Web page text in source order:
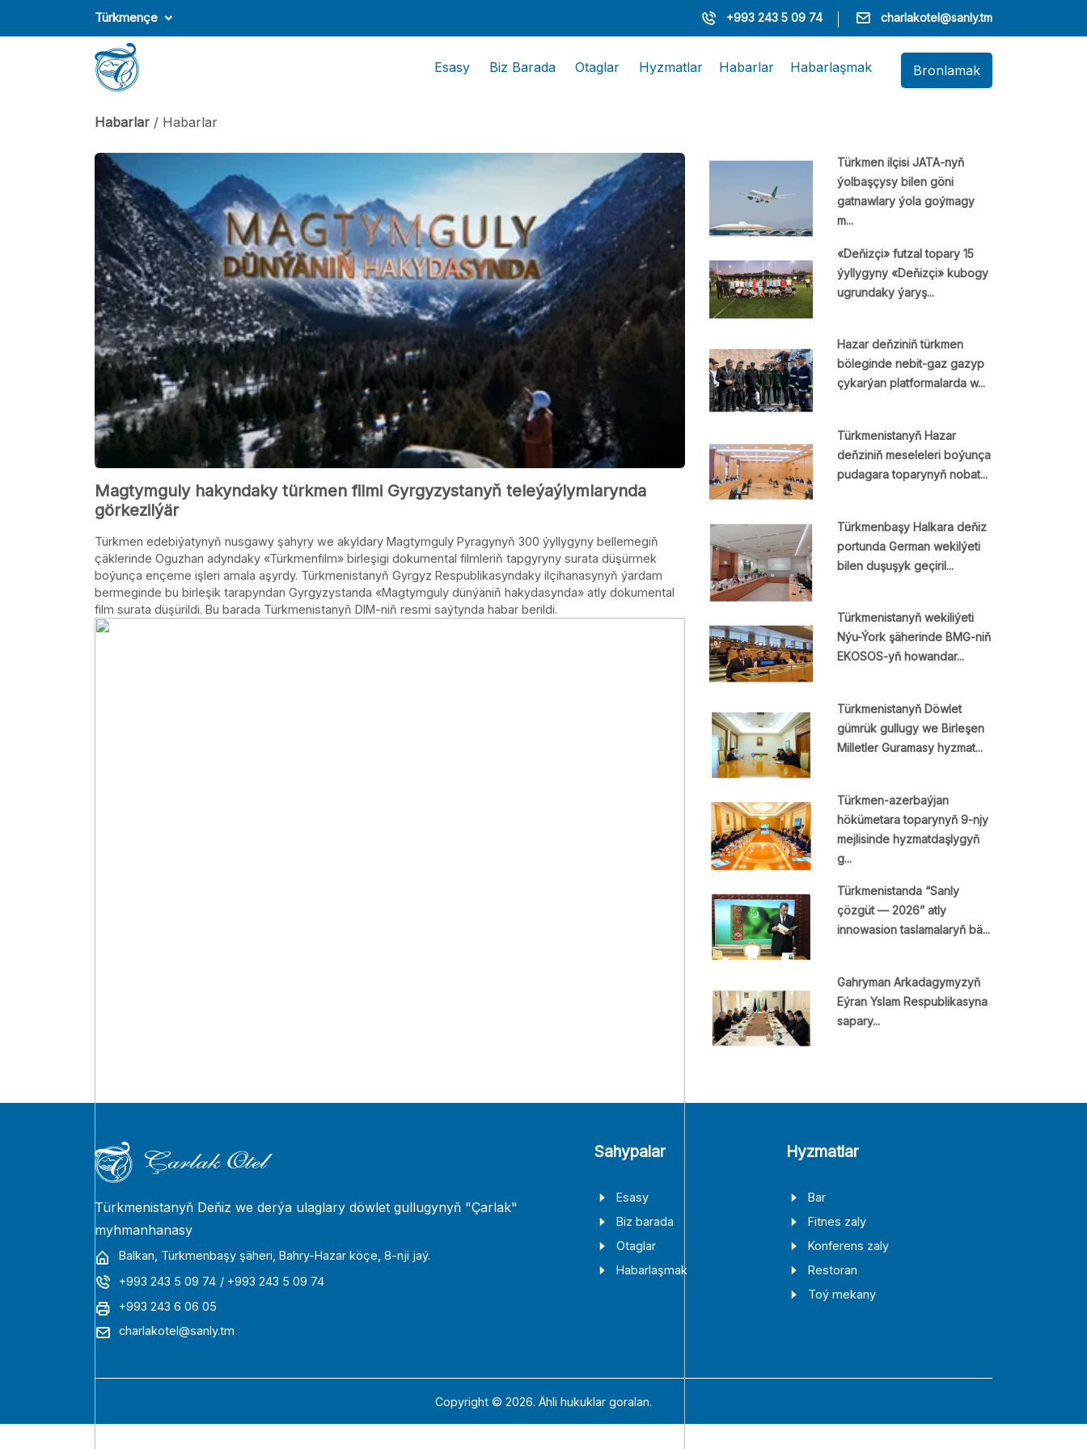
Türkmençe +993 243 5 09 74 charlakotel@sanly.tm
Esasy Biz Barada Otaglar Hyzmatlar Habarlar Habarlaşmak Bronlamak
Habarlar / Habarlar
Magtymguly hakyndaky türkmen filmi Gyrgyzystanyň teleýaýlymlarynda
görkezilýär
Türkmen edebiýatynyň nusgawy şahyry we akyldary Magtymguly Pyragynyň 300 ýyllygyny bellemegiň
çäklerinde Oguzhan adyndaky «Türkmenfilm» birleşigi dokumental filmleriň tapgyryny surata düşürmek
boýunça ençeme işleri amala aşyrdy. Türkmenistanyň Gyrgyz Respublikasyndaky ilçihanasynyň ýardam
bermeginde bu birleşik tarapyndan Gyrgyzystanda «Magtymguly dünýäniň hakydasynda» atly dokumental
film surata düşürildi. Bu barada Türkmenistanyň DIM-niň resmi saýtynda habar berildi.
Türkmen ilçisi JATA-nyň
ýolbaşçysy bilen göni
gatnawlary ýola goýmagy
m...
«Deňizçi» futzal topary 15
ýyllygyny «Deňizçi» kubogy
ugrundaky ýaryş...
Hazar deňziniň türkmen
böleginde nebit-gaz gazyp
çykarýan platformalarda w...
Türkmenistanyň Hazar
deňziniň meseleleri boýunça
pudagara toparynyň nobat...
Türkmenbaşy Halkara deňiz
portunda German wekilýeti
bilen duşuşyk geçiril...
Türkmenistanyň wekiliýeti
Nýu-Ýork şäherinde BMG-niň
EKOSOS-yň howandar...
Türkmenistanyň Döwlet
gümrük gullugy we Birleşen
Milletler Guramasy hyzmat...
Türkmen-azerbaýjan
hökümetara toparynyň 9-njy
mejlisinde hyzmatdaşlygyň
g...
Türkmenistanda “Sanly
çözgüt — 2026” atly
innowasion taslamalaryň bä...
Gahryman Arkadagymyzyň
Eýran Yslam Respublikasyna
sapary...
Türkmenistanyň Deňiz we derýa ulaglary döwlet gullugynyň "Çarlak"
myhmanhanasy
Balkan, Türkmenbaşy şäheri, Bahry-Hazar köçe, 8-nji jaý.
+993 243 5 09 74 / +993 243 5 09 74
+993 243 6 06 05
charlakotel@sanly.tm
Sahypalar
Esasy
Biz barada
Otaglar
Habarlaşmak
Hyzmatlar
Bar
Fitnes zaly
Konferens zaly
Restoran
Toý mekany
Copyright © 2026. Ähli hukuklar goralan.